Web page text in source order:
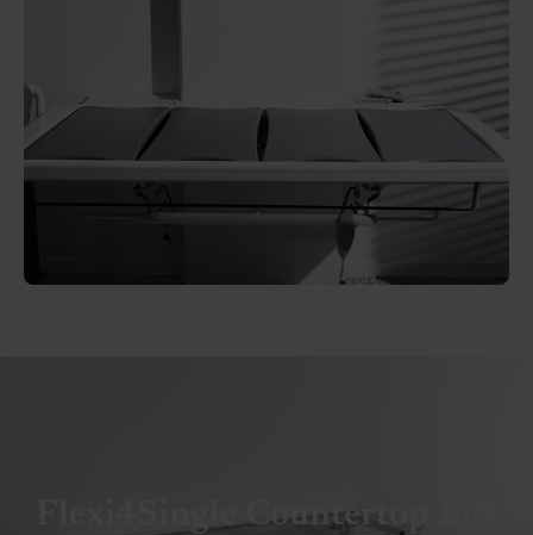
Flexi4Single Countertop Lift